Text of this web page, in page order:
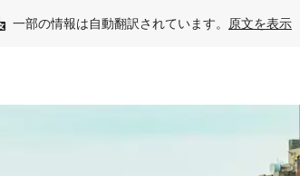
一部の情報は自動翻訳されています。 原文を表示